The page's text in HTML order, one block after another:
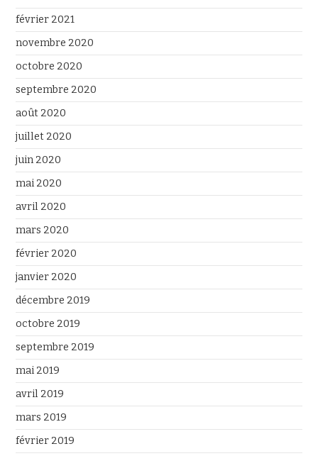
février 2021
novembre 2020
octobre 2020
septembre 2020
août 2020
juillet 2020
juin 2020
mai 2020
avril 2020
mars 2020
février 2020
janvier 2020
décembre 2019
octobre 2019
septembre 2019
mai 2019
avril 2019
mars 2019
février 2019